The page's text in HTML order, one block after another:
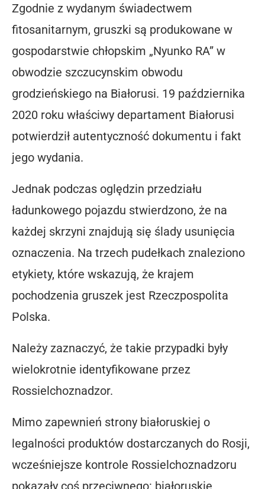
Zgodnie z wydanym świadectwem
fitosanitarnym, gruszki są produkowane w
gospodarstwie chłopskim „Nyunko RA” w
obwodzie szczucynskim obwodu
grodzieńskiego na Białorusi. 19 października
2020 roku właściwy departament Białorusi
potwierdził autentyczność dokumentu i fakt
jego wydania.
Jednak podczas oględzin przedziału
ładunkowego pojazdu stwierdzono, że na
każdej skrzyni znajdują się ślady usunięcia
oznaczenia. Na trzech pudełkach znaleziono
etykiety, które wskazują, że krajem
pochodzenia gruszek jest Rzeczpospolita
Polska.
Należy zaznaczyć, że takie przypadki były
wielokrotnie identyfikowane przez
Rossielchoznadzor.
Mimo zapewnień strony białoruskiej o
legalności produktów dostarczanych do Rosji,
wcześniejsze kontrole Rossielchoznadzoru
pokazały coś przeciwnego: białoruskie